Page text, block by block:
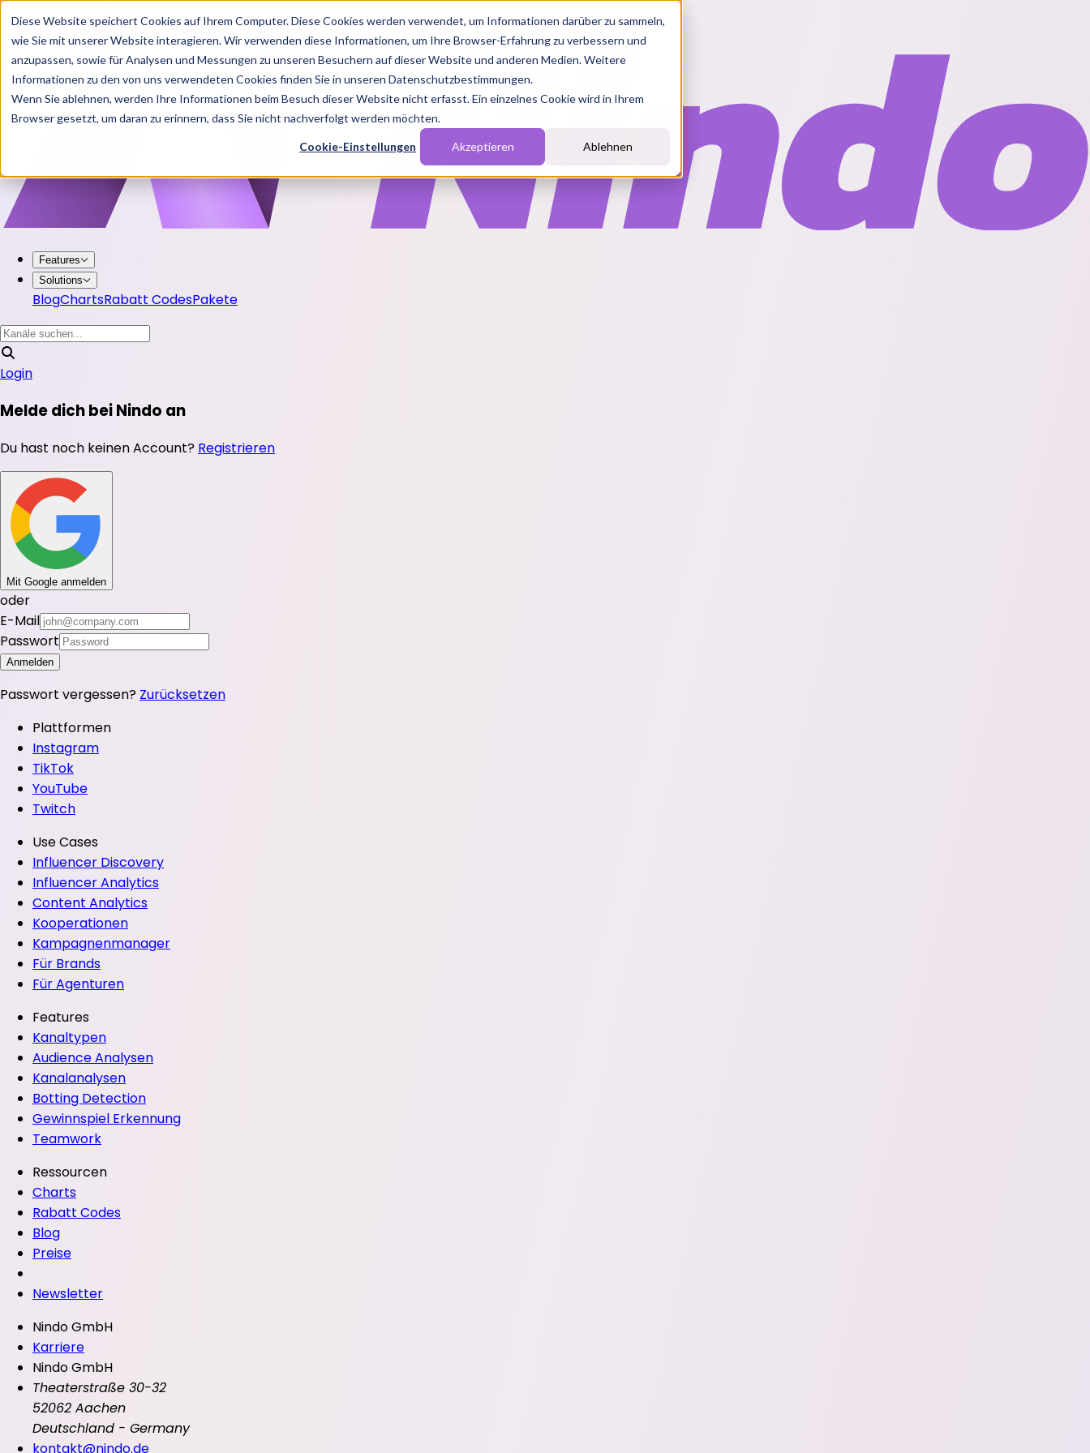
Diese Website speichert Cookies auf Ihrem Computer. Diese Cookies werden verwendet, um Informationen darüber zu sammeln,
wie Sie mit unserer Website interagieren. Wir verwenden diese Informationen, um Ihre Browser-Erfahrung zu verbessern und
anzupassen, sowie für Analysen und Messungen zu unseren Besuchern auf dieser Website und anderen Medien. Weitere
Informationen zu den von uns verwendeten Cookies finden Sie in unseren Datenschutzbestimmungen.
Wenn Sie ablehnen, werden Ihre Informationen beim Besuch dieser Website nicht erfasst. Ein einzelnes Cookie wird in Ihrem
Browser gesetzt, um daran zu erinnern, dass Sie nicht nachverfolgt werden möchten.
Cookie-Einstellungen Akzeptieren Ablehnen
Features
Solutions
BlogChartsRabatt CodesPakete
Login
Melde dich bei Nindo an
Du hast noch keinen Account? Registrieren
Mit Google anmelden
oder
E-Mail
Passwort
Anmelden
Passwort vergessen? Zurücksetzen
Plattformen
Instagram
TikTok
YouTube
Twitch
Use Cases
Influencer Discovery
Influencer Analytics
Content Analytics
Kooperationen
Kampagnenmanager
Für Brands
Für Agenturen
Features
Kanaltypen
Audience Analysen
Kanalanalysen
Botting Detection
Gewinnspiel Erkennung
Teamwork
Ressourcen
Charts
Rabatt Codes
Blog
Preise
Newsletter
Nindo GmbH
Karriere
Nindo GmbH
Theaterstraße 30-32
52062 Aachen
Deutschland - Germany
kontakt@nindo.de